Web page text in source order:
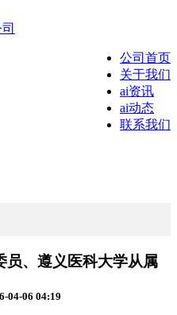
公司首页
关于我们
ai资讯
ai动态
联系我们
员、遵义医科大学从属
04-06 04:19